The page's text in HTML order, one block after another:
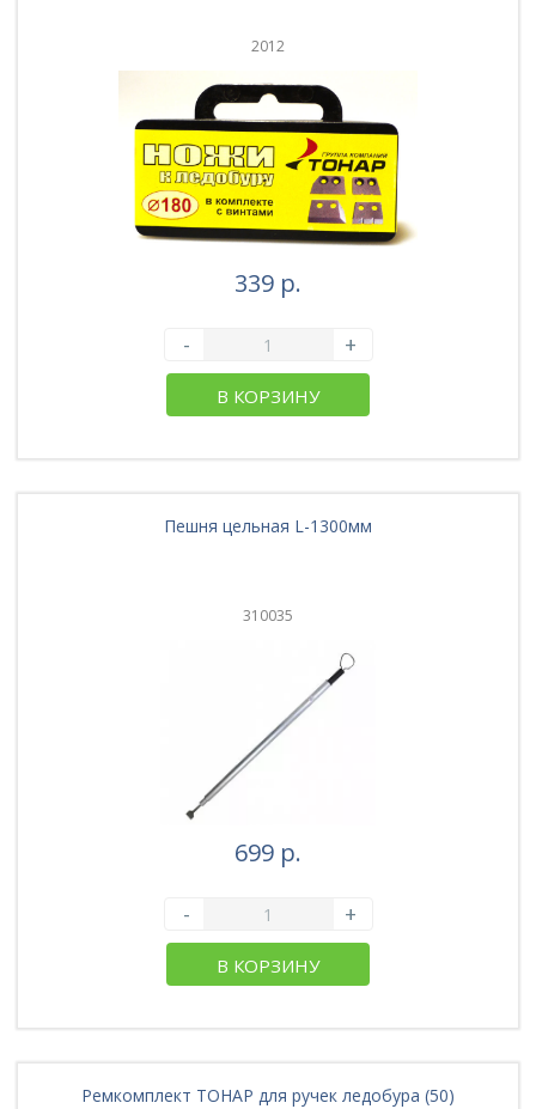
2012
339 р.
- +
В КОРЗИНУ
Пешня цельная L-1300мм
310035
699 р.
- +
В КОРЗИНУ
Ремкомплект ТОНАР для ручек ледобура (50)